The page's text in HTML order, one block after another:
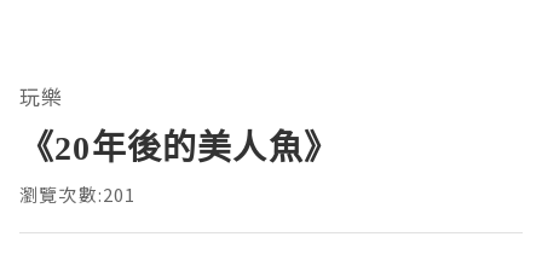
玩樂
《20年後的美人魚》
瀏覽次數:201